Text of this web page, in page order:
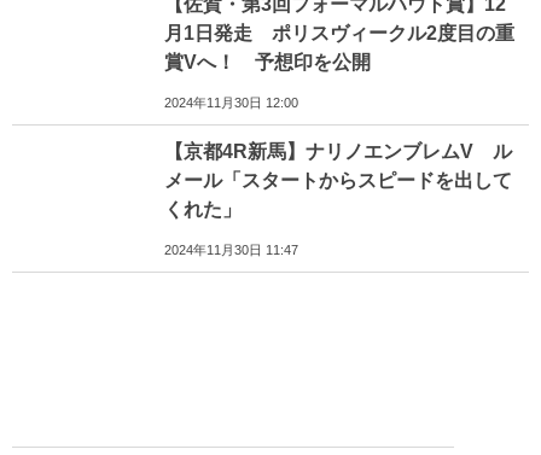
【佐賀・第3回フォーマルハウト賞】12
月1日発走 ポリスヴィークル2度目の重
賞Vへ！ 予想印を公開
2024年11月30日 12:00
【京都4R新馬】ナリノエンブレムV ル
メール「スタートからスピードを出して
くれた」
2024年11月30日 11:47